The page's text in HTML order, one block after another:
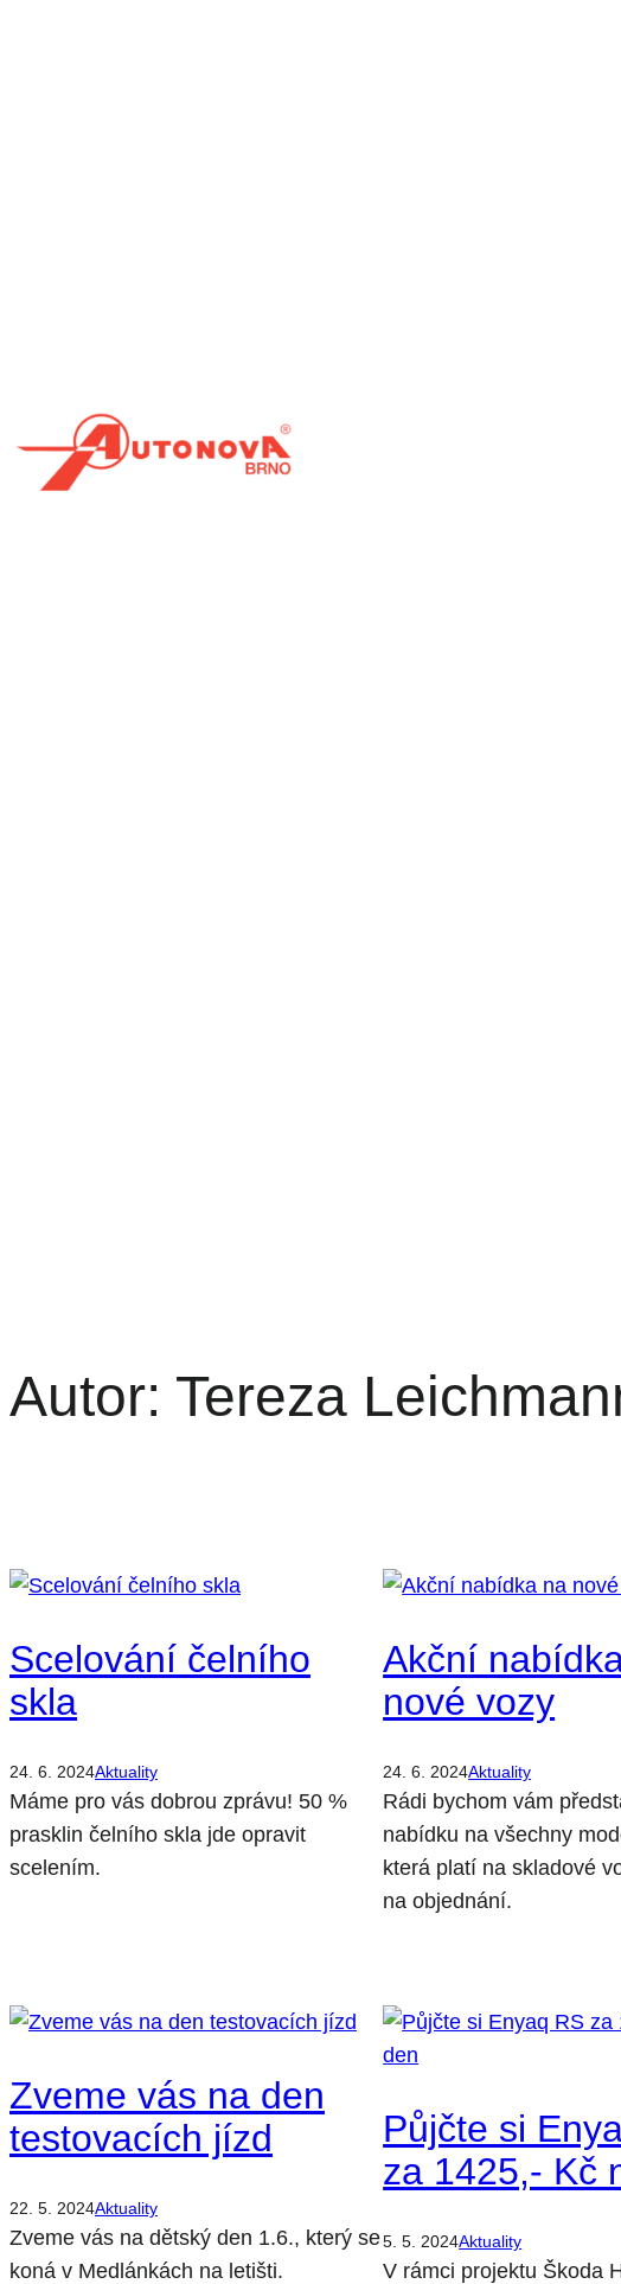
Autor: Tereza
Scelování čelního
skla
24. 6. 2024Aktuality
Máme pro vás dobrou zprávu! 50 %
prasklin čelního skla jde opravit
scelením.
Akční
nové vozy
24. 6. 2024Aktuality
Rádi bychom vám
nabídku na všechny
která platí na skladové
na objednání.
Zveme vás na den
testovacích jízd
22. 5. 2024Aktuality
Zveme vás na dětský den 1.6., který se
koná v Medlánkách na letišti.
Půjčte si
za 1425,- Kč
5. 5. 2024Aktuality
V rámci projektu Škoda